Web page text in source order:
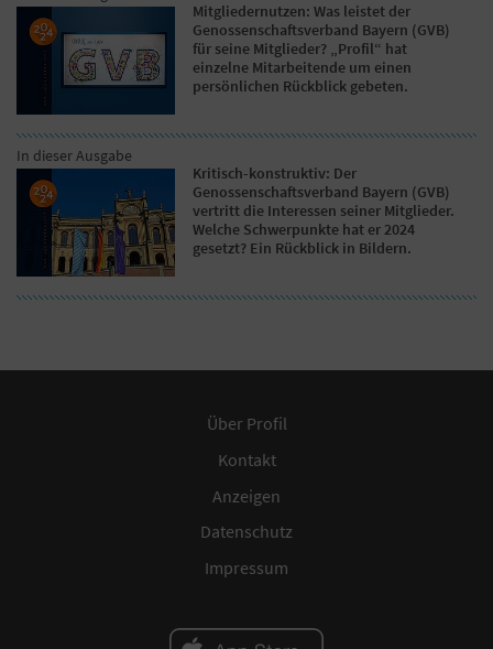
Mitgliedernutzen: Was leistet der
Genossenschaftsverband Bayern (GVB)
für seine Mitglieder? „Profil“ hat
einzelne Mitarbeitende um einen
persönlichen Rückblick gebeten.
In dieser Ausgabe
Kritisch-konstruktiv: Der
Genossenschaftsverband Bayern (GVB)
vertritt die Interessen seiner Mitglieder.
Welche Schwerpunkte hat er 2024
gesetzt? Ein Rückblick in Bildern.
Über Profil
Kontakt
Anzeigen
Datenschutz
Impressum